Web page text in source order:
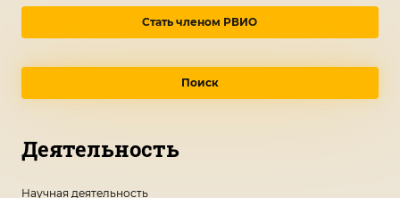
Стать членом РВИО
Поиск
Деятельность
Научная деятельность